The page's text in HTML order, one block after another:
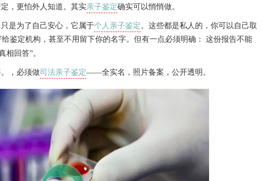
，更怕外人知道。其实亲子鉴定确实可以悄悄做。
是为了自己安心，它属于个人亲子鉴定。这些都是私人的，你可以自己取
给鉴定机构，甚至不用留下你的名字。但有一点必须明确： 这份报告不能
相回答”。
，必须做司法亲子鉴定——全实名，照片备案，公开透明。